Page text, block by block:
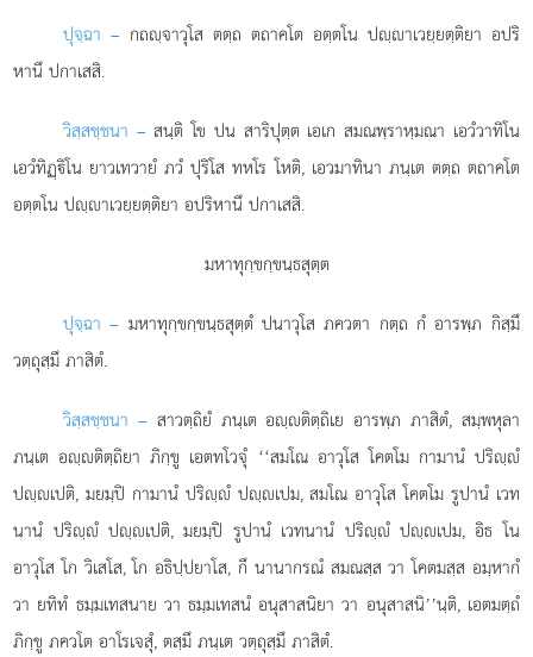
ปุจฺฉา – กถฺจาวุโส ตตฺถ ตถาคโต อตฺตโน ปฺาเวยฺยตฺติยา อปริ
หานึ ปกาเสสิ.
วิสฺสชฺชนา – สนฺติ โข ปน สาริปุตฺต เอเก สมณพฺราหฺมณา เอวํวาทิโน
เอวํทิฏฺิโน ยาวเทวายํ ภวํ ปุริโส ทหโร โหติ, เอวมาทินา ภนฺเต ตตฺถ ตถาคโต
อตฺตโน ปฺาเวยฺยตฺติยา อปริหานึ ปกาเสสิ.
มหาทุกฺขกฺขนฺธสุตฺต
ปุจฺฉา – มหาทุกฺขกฺขนฺธสุตฺตํปนาวุโส ภควตา กตฺถ กํ อารพฺภ กิสฺมึ
วตฺถุสฺมึ ภาสิตํ.
วิสฺสชฺชนา – สาวตฺถิยํ ภนฺเต อฺติตฺถิเย อารพฺภ ภาสิตํ, สมฺพหุลา
ภนฺเต อฺติตฺถิยา ภิกฺขู เอตทโวจุํ ‘‘สมโณ อาวุโส โคตโม กามานํ ปริฺํ
ปฺเปติ, มยมฺปิ กามานํ ปริฺํ ปฺเปม, สมโณ อาวุโส โคตโม รูปานํ เวท
นานํ ปริฺํ ปฺเปติ, มยมฺปิ รูปานํ เวทนานํ ปริฺํ ปฺเปม, อิธ โน
อาวุโส โก วิเสโส, โก อธิปฺปยาโส, กึ นานากรณํ สมณสฺส วา โคตมสฺส อมฺหากํ
วา ยทิทํ ธมฺมเทสนาย วา ธมฺมเทสนํ อนุสาสนิยา วา อนุสาสนิ’’นฺติ, เอตมตฺถํ
ภิกฺขู ภควโต อาโรเจสุํ, ตสฺมึ ภนฺเต วตฺถุสฺมึ ภาสิตํ.